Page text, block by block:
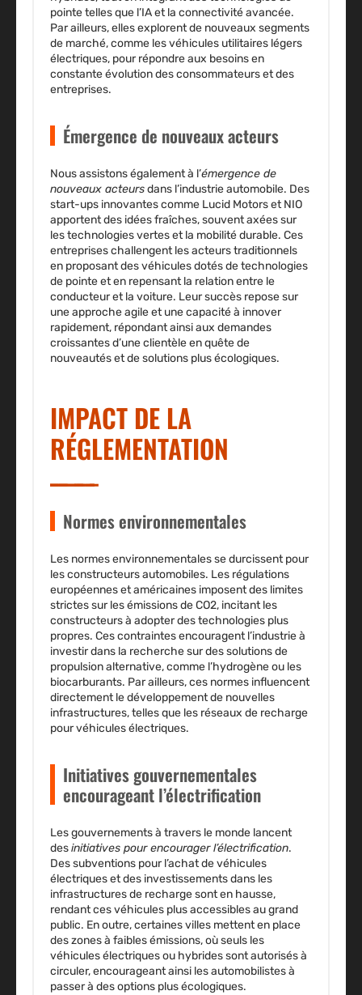
pointe telles que l’IA et la connectivité avancée.
Par ailleurs, elles explorent de nouveaux segments
de marché, comme les véhicules utilitaires légers
électriques, pour répondre aux besoins en
constante évolution des consommateurs et des
entreprises.
Émergence de nouveaux acteurs
Nous assistons également à l’émergence de
nouveaux acteursdans l’industrie automobile. Des
start-ups innovantes comme Lucid Motors et NIO
apportent des idées fraîches, souvent axées sur
les technologies vertes et la mobilité durable. Ces
entreprises challengent les acteurs traditionnels
en proposant des véhicules dotés de technologies
de pointe et en repensant la relation entre le
conducteur et la voiture. Leur succès repose sur
une approche agile et une capacité à innover
rapidement, répondant ainsi aux demandes
croissantes d’une clientèle en quête de
nouveautés et de solutions plus écologiques.
IMPACT DE LA
RÉGLEMENTATION
Normes environnementales
Les normes environnementalesse durcissent pour
les constructeurs automobiles. Les régulations
européennes et américaines imposent des limites
strictes sur les émissions de CO2, incitant les
constructeurs à adopter des technologies plus
propres. Ces contraintes encouragent l’industrie à
investir dans la recherche sur des solutions de
propulsion alternative, comme l’hydrogène ou les
biocarburants. Par ailleurs, ces normes influencent
directement le développement de nouvelles
infrastructures, telles que les réseaux de recharge
pour véhicules électriques.
Initiatives gouvernementales
encourageant l’électrification
Les gouvernements à travers le monde lancent
desinitiatives pour encourager l’électrification.
Des subventions pour l’achat de véhicules
électriques et des investissements dans les
infrastructures de recharge sont en hausse,
rendant ces véhicules plus accessibles au grand
public. En outre, certaines villes mettent en place
des zones à faibles émissions, où seuls les
véhicules électriques ou hybrides sont autorisés à
circuler, encourageant ainsi les automobilistes à
passer à des options plus écologiques.